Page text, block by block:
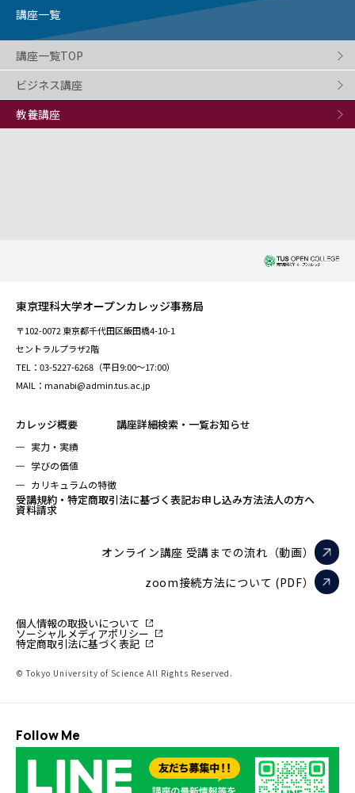
講座一覧
講座一覧TOP
ビジネス講座
教養講座
東京理科大学オープンカレッジ事務局
〒102-0072 東京都千代田区飯田橋4-10-1
セントラルプラザ2階
TEL：03-5227-6268（平日9:00～17:00）
MAIL：manabi@admin.tus.ac.jp
カレッジ概要
実力・実績
学びの価値
カリキュラムの特徴
講座詳細検索・一覧お知らせ
受講規約・特定商取引法に基づく表記お申し込み方法法人の方へ
資料請求
オンライン講座 受講までの流れ（動画）
zoom接続方法について (PDF）
個人情報の取扱いについて
ソーシャルメディアポリシー
特定商取引法に基づく表記
© Tokyo University of Science All Rights Reserved.
Follow Me